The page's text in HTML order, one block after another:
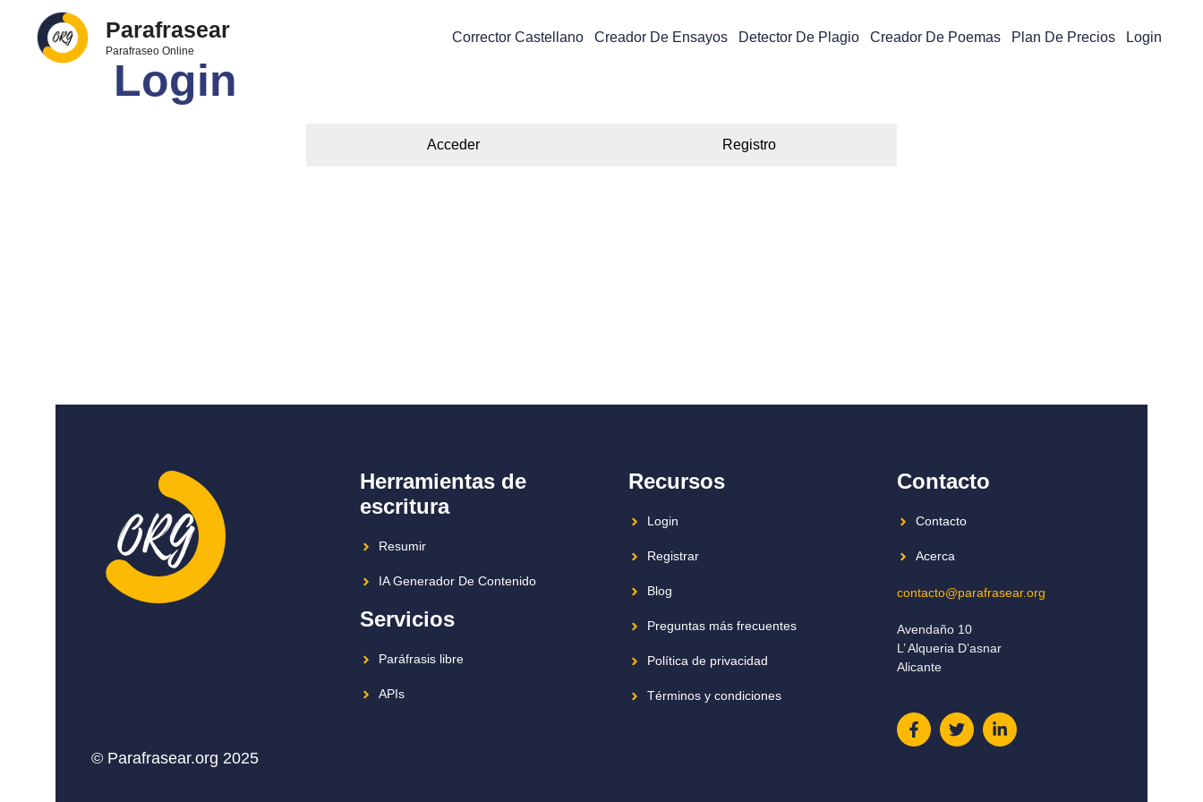
contenido
Parafrasear
Parafraseo Online
Corrector Castellano Creador De Ensayos Detector De Plagio Creador De Poemas Plan De Precios Login
Login
Acceder Registro
Herramientas de
escritura
Resumir
IA Generador De Contenido
Servicios
Paráfrasis libre
APIs
Recursos
Login
Registrar
Blog
Preguntas más frecuentes
Política de privacidad
Términos y condiciones
Contacto
Contacto
Acerca
contacto@parafrasear.org
Avendaño 10
L’ Alqueria D’asnar
Alicante
© Parafrasear.org 2025